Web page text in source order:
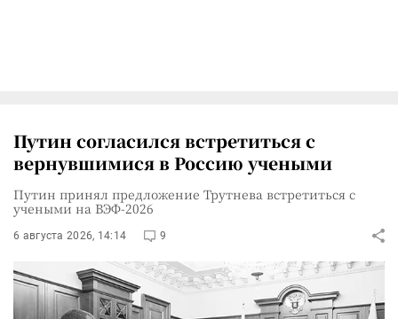
Путин согласился встретиться с
вернувшимися в Россию учеными
Путин принял предложение Трутнева встретиться с
учеными на ВЭФ-2026
6 августа 2026, 14:14 9